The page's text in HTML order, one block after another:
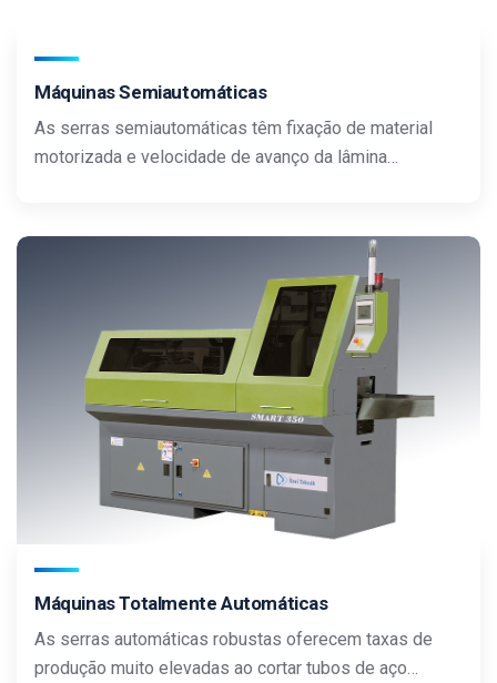
Máquinas Semiautomáticas
As serras semiautomáticas têm fixação de material
motorizada e velocidade de avanço da lâmina…
Máquinas Totalmente Automáticas
As serras automáticas robustas oferecem taxas de
produção muito elevadas ao cortar tubos de aço…